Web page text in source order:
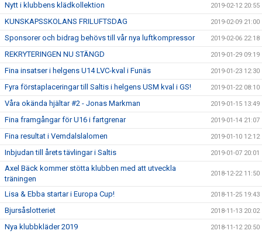
Nytt i klubbens klädkollektion 2019-02-12 20:55
KUNSKAPSSKOLANS FRILUFTSDAG 2019-02-09 21:00
Sponsorer och bidrag behövs till vår nya luftkompressor 2019-02-06 22:18
REKRYTERINGEN NU STÄNGD 2019-01-29 09:19
Fina insatser i helgens U14 LVC-kval i Funäs 2019-01-23 12:30
Fyra förstaplaceringar till Saltis i helgens USM kval i GS! 2019-01-22 08:10
Våra okända hjältar #2 - Jonas Markman 2019-01-15 13:49
Fina framgångar för U16 i fartgrenar 2019-01-14 21:07
Fina resultat i Vemdalslalomen 2019-01-10 12:12
Inbjudan till årets tävlingar i Saltis 2019-01-07 20:01
Axel Bäck kommer stötta klubben med att utveckla
träningen
2018-12-22 11:50
Lisa & Ebba startar i Europa Cup! 2018-11-25 19:43
Bjursåslotteriet 2018-11-13 20:02
Nya klubbkläder 2019 2018-11-12 20:50